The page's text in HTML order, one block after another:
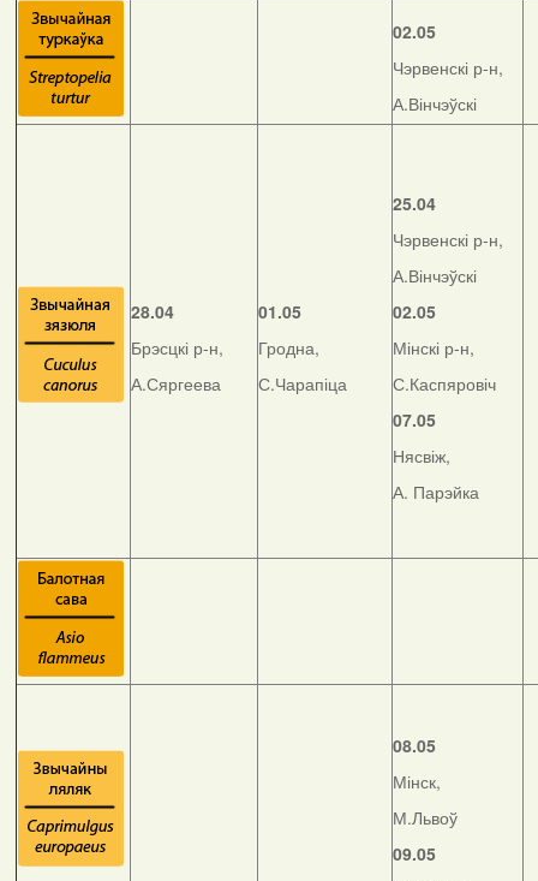
02.05
Чэрвенскі р-н,
А.Вінчэўскі
28.04
Брэсцкі р-н,
А.Сяргеева
01.05
Гродна,
С.Чарапіца
25.04
Чэрвенскі р-н,
А.Вінчэўскі
02.05
Мінскі р-н,
С.Каспяровіч
07.05
Нясвіж,
А. Парэйка
08.05
Мінск,
М.Львоў
09.05